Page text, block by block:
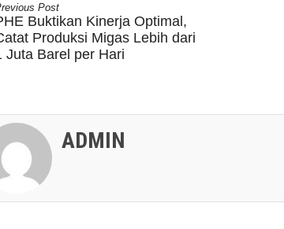
Post
Buktikan Kinerja Optimal,
Produksi Migas Lebih dari
Juta Barel per Hari
ADMIN